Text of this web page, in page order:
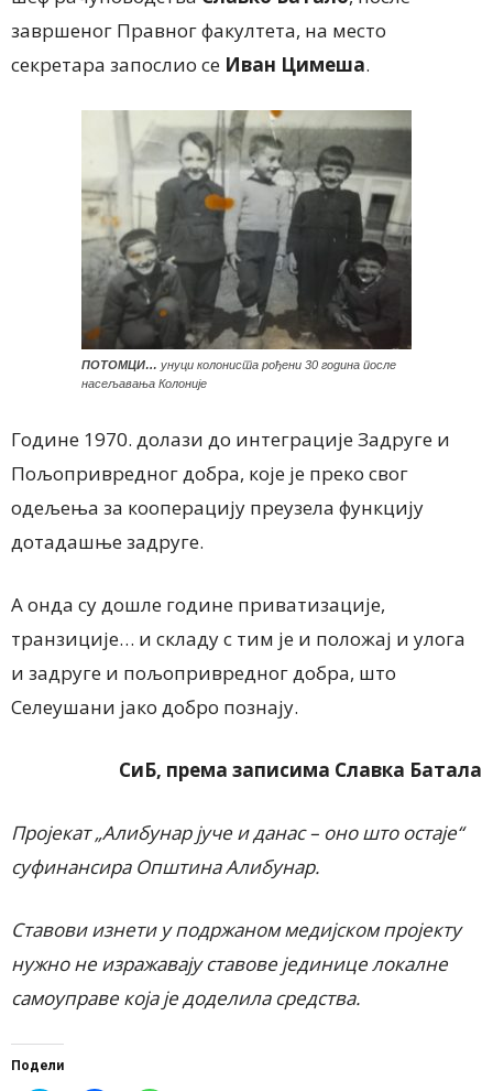
завршеног Правног факултета, на место
секретара запослио се Иван Цимеша.
ПОТОМЦИ… унуци колониста рођени 30 година после
насељавања Колоније
Године 1970. долази до интеграције Задруге и
Пољопривредног добра, које је преко свог
одељења за кооперацију преузела функцију
дотадашње задруге.
А онда су дошле године приватизације,
транзиције… и складу с тим је и положај и улога
и задруге и пољопривредног добра, што
Селеушани јако добро познају.
СиБ, према записима Славка Батала
Пројекат „Алибунар јуче и данас – оно што остаје“
суфинансира Општина Алибунар.
Ставови изнети у подржаном медијском пројекту
нужно не изражавају ставове јединице локалне
самоуправе која је доделила средства.
Подели